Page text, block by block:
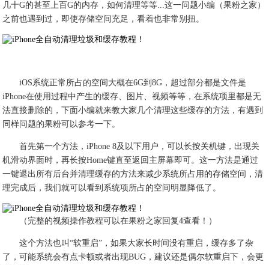
几十G的甚至上百G的内存，如何清理等等...这一问题小编（果粉之家）
之前也遇到过，即使存储空间充足，看着也非常别扭。
iOS系统正常所占的空间大概在6G到8G，超过部分都是文件是
iPhone在使用过程中产生的缓存、图片、视频等等，在系统项里都是无
法直接删除的，下面小编就来教大家几个清理这些缓存的方法，有遇到
同样问题的果粉可以参考一下。
首先第一个方法，iPhone 8及以下用户，可以长按关机键，出现关
机滑动界面时，再长按Home键直至返回主屏幕即可。这一方法是通过
一键退出所有后台并清理缓存的方法来减少系统所占用的存储空间，清
理完成后，我们就可以看到系统项所占的空间明显降低了。
（完整的视频操作教程可以在果粉之家回复4查看！）
​这个方法也叫“软重启”，如果大家长时间没有重启，缓存多了杂
了，可能系统会有点卡顿或者出现BUG，建议还是偶尔软重启下，会更